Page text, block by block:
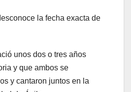
la fecha exacta de
unos dos o tres años
y que ambos se
y cantaron juntos en la